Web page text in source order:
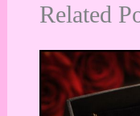
Related